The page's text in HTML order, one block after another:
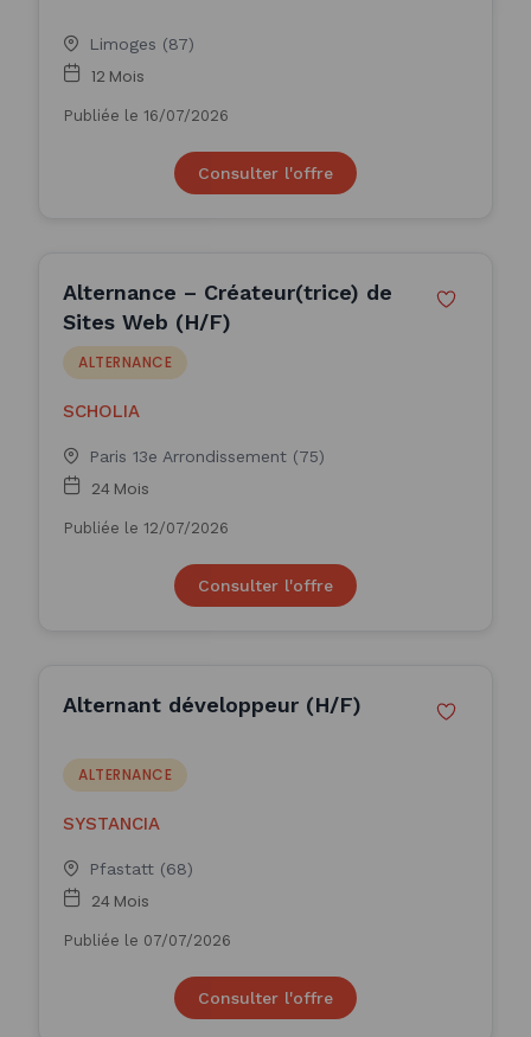
Limoges (87)
12 Mois
Publiée le 16/07/2026
Consulter l'offre
Alternance – Créateur(trice) de
Sites Web (H/F)
ALTERNANCE
SCHOLIA
Paris 13e Arrondissement (75)
24 Mois
Publiée le 12/07/2026
Consulter l'offre
Alternant développeur (H/F)
ALTERNANCE
SYSTANCIA
Pfastatt (68)
24 Mois
Publiée le 07/07/2026
Consulter l'offre